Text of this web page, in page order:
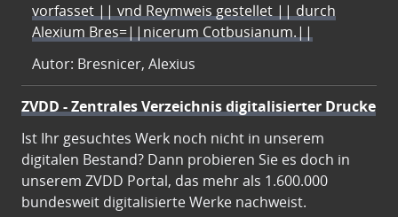
vorfasset || vnd Reymweis gestellet || durch
Alexium Bres=||nicerum Cotbusianum.||
Autor: Bresnicer, Alexius
ZVDD - Zentrales Verzeichnis digitalisierter Drucke
Ist Ihr gesuchtes Werk noch nicht in unserem
digitalen Bestand? Dann probieren Sie es doch in
unserem ZVDD Portal, das mehr als 1.600.000
bundesweit digitalisierte Werke nachweist.